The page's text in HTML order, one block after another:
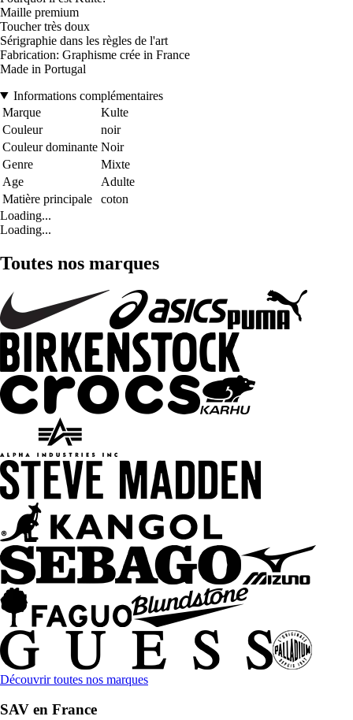
Maille premium
Toucher très doux
Sérigraphie dans les règles de l'art
Fabrication: Graphisme crée in France
Made in Portugal
Informations complémentaires
Marque
Kulte
Couleur
noir
Couleur dominante Noir
Genre
Mixte
Age
Adulte
Matière principale
coton
Loading...
Loading...
Toutes nos marques
Découvrir toutes nos marques
SAV en France